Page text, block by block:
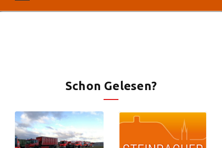
Schon Gelesen?